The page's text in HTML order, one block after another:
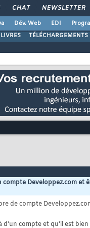
CHAT NEWSLETTER
Dév. Web EDI
LIVRES TÉLÉCHARGEMENTS
compte Developpez.com
de compte
d'un compte et qu'il est